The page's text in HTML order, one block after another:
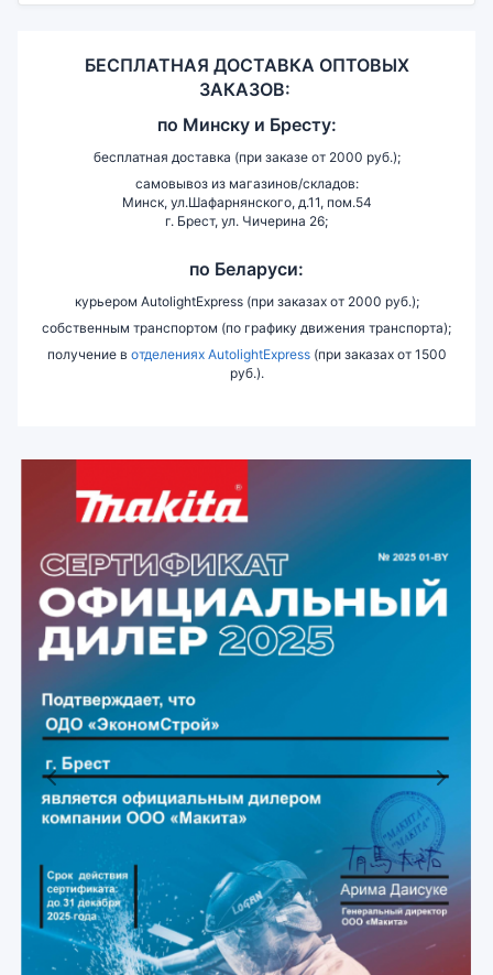
БЕСПЛАТНАЯ ДОСТАВКА ОПТОВЫХ
ЗАКАЗОВ:
по Минску и Бресту:
бесплатная доставка (при заказе от 2000 руб.);
самовывоз из магазинов/складов:
Минск, ул.Шафарнянского, д.11, пом.54
г. Брест, ул. Чичерина 26;
по Беларуси:
курьером AutolightExpress (при заказах от 2000 руб.);
собственным транспортом (по графику движения транспорта);
получение в отделениях AutolightExpress(при заказах от 1500
руб.).
Previous Next